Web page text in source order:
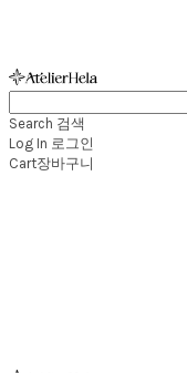
Search 검색
Log In 로그인
Cart장바구니